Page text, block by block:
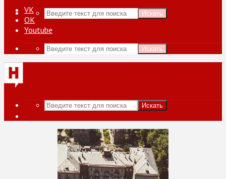
Искать
VK
ОК
Youtube
Искать
Искать